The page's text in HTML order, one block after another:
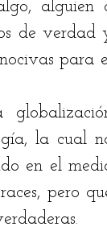
alguien
de verdad
para
la cual
en el
pero